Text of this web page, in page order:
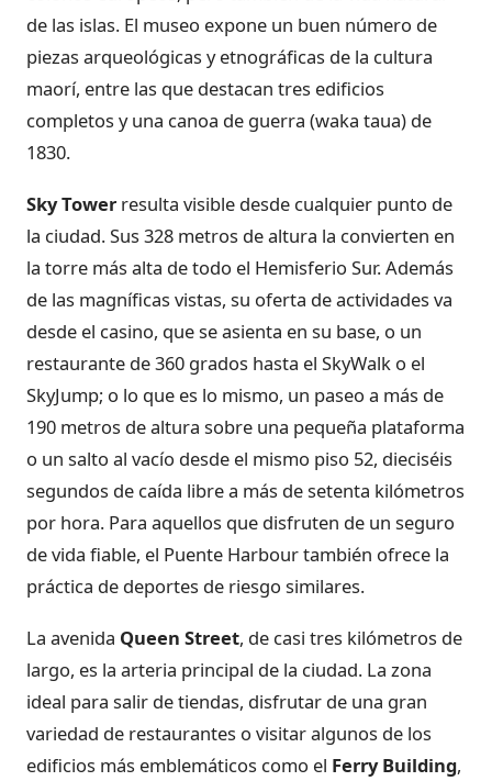
de las islas. El museo expone un buen número de
piezas arqueológicas y etnográficas de la cultura
maorí, entre las que destacan tres edificios
completos y una canoa de guerra (waka taua) de
1830.
Sky Tower resulta visible desde cualquier punto de
la ciudad. Sus 328 metros de altura la convierten en
la torre más alta de todo el Hemisferio Sur. Además
de las magníficas vistas, su oferta de actividades va
desde el casino, que se asienta en su base, o un
restaurante de 360 grados hasta el SkyWalk o el
SkyJump; o lo que es lo mismo, un paseo a más de
190 metros de altura sobre una pequeña plataforma
o un salto al vacío desde el mismo piso 52, dieciséis
segundos de caída libre a más de setenta kilómetros
por hora. Para aquellos que disfruten de un seguro
de vida fiable, el Puente Harbour también ofrece la
práctica de deportes de riesgo similares.
La avenida Queen Street, de casi tres kilómetros de
largo, es la arteria principal de la ciudad. La zona
ideal para salir de tiendas, disfrutar de una gran
variedad de restaurantes o visitar algunos de los
edificios más emblemáticos como el Ferry Building,